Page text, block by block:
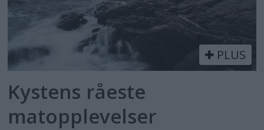
PLUS
Kystens råeste
matopplevelser